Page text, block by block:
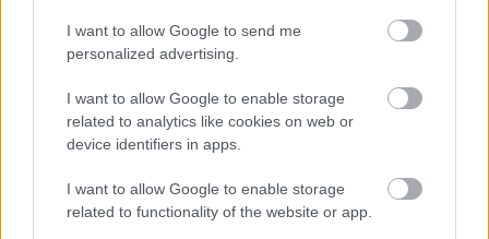
I want to allow Google to send me
personalized advertising.
I want to allow Google to enable storage
related to analytics like cookies on web or
device identifiers in apps.
I want to allow Google to enable storage
related to functionality of the website or app.
4 órája
MotoGP: Bezzecchi közel egy másodpercet javított a